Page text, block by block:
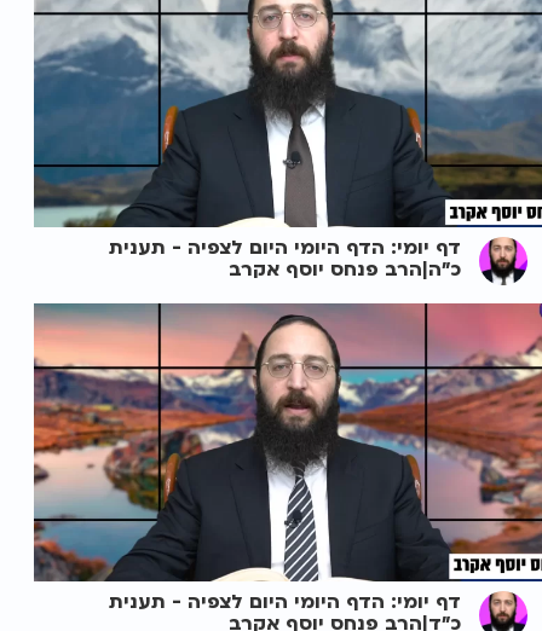
דף יומי: הדף היומי היום לצפיה - תענית
כ"ה|הרב פנחס יוסף אקרב
דף יומי: הדף היומי היום לצפיה - תענית
כ"ד|הרב פנחס יוסף אקרב